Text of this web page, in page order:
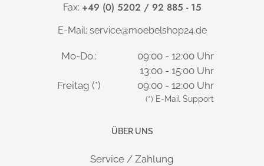
Fax: +49 (0) 5202 / 92 885 - 15
E-Mail: service@moebelshop24.de
Mo-Do.:
09:00 - 12:00 Uhr
13:00 - 15:00 Uhr
Freitag (*)
09:00 - 12:00 Uhr
(*) E-Mail Support
ÜBER UNS
Service / Zahlung